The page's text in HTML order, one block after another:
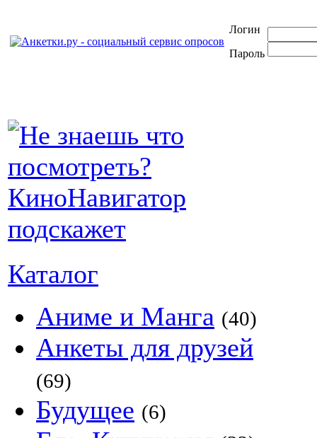
Логин
Пароль
Каталог
Аниме и Манга (40)
Анкеты для друзей
(69)
Будущее (6)